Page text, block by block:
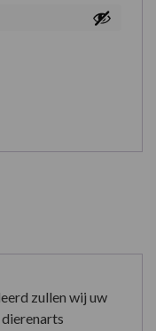
zullen wij uw